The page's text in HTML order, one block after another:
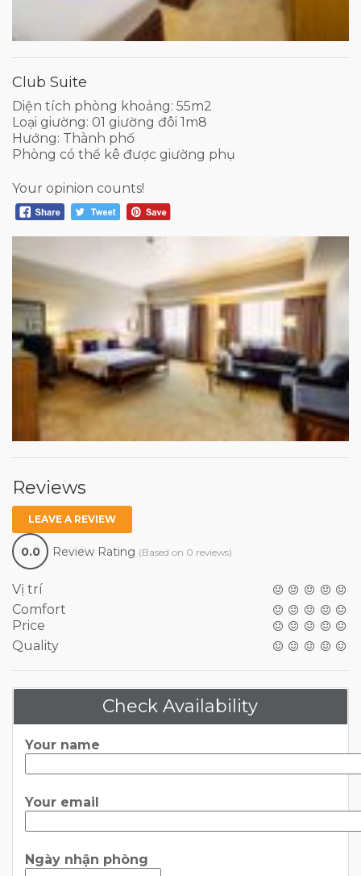
Club Suite
Diện tích phòng khoảng: 55m2
Loại giường: 01 giường đôi 1m8
Hướng: Thành phố
Phòng có thể kê được giường phụ
Your opinion counts!
Reviews
LEAVE A REVIEW
0.0 Review Rating (Based on 0 reviews)
Vị trí
Comfort
Price
Quality
Check Availability
Your name
Your email
Ngày nhận phòng